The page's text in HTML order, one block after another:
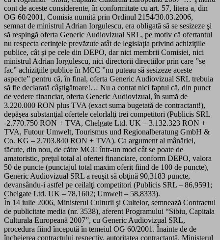
cont de aceste considerente, în conformitate cu art. 57, litera a, din
OG 60/2001, Comisia numită prin Ordinul 2154/30.03.2006,
semnat de ministrul Adrian Iorgulescu, era obligată să se sesizeze şi
să respingă oferta Generic Audiovizual SRL, pe motiv că ofertantul
nu respecta cerinţele prevăzute atât de legislaţia privind achiziţiile
publice, cât şi pe cele din DEPO, dar nici membrii Comisiei, nici
ministrul Adrian Iorgulescu, nici directorii direcţiilor prin care ”se
fac” achiziţiile publice în MCC ”nu puteau să sesizeze aceste
aspecte” pentru că, în final, oferta Generic Audiovizual SRL trebuia
să fie declarată câştigătoare!… Nu a contat nici faptul că, din punct
de vedere financiar, oferta Generic Audiovizual, în sumă de
3.220.000 RON plus TVA (exact suma bugetată de contractant!),
depăşea substanţial ofertele celorlalţi trei competitori (Publicis SRL
-2.770.750 RON + TVA, Chelgate Ltd. UK – 3.132.323 RON +
TVA, Futour Umwelt, Tourismus und Regionalberatung GmbH &
Co. KG – 2.703.840 RON + TVA). Ca argument al mânăriei,
făcute, din nou, de către MCC într-un mod cât se poate de
amatoristic, preţul total al ofertei financiare, conform DEPO, valora
50 de puncte (punctajul total maxim oferit fiind de 100 de puncte),
Generic Audiovizual SRL a reuşit să obţină 90,3183 puncte,
devansându-i astfel pe ceilalţi competitori (Publicis SRL – 86,9591;
Chelgate Ltd. UK – 78,1602; Umwelt – 58,8333).
În 14 iulie 2006, Ministerul Culturii şi Cultelor, semnează Contractul
de publicitate media (nr. 3538), aferent Programului “Sibiu, Capitala
Culturala Europeană 2007”, cu Generic Audiovizual SRL,
procedura fiind începută în temeiul OG 60/2001. Înainte de de
încheierea contractului respectiv, autoritatea contractantă, Ministerul